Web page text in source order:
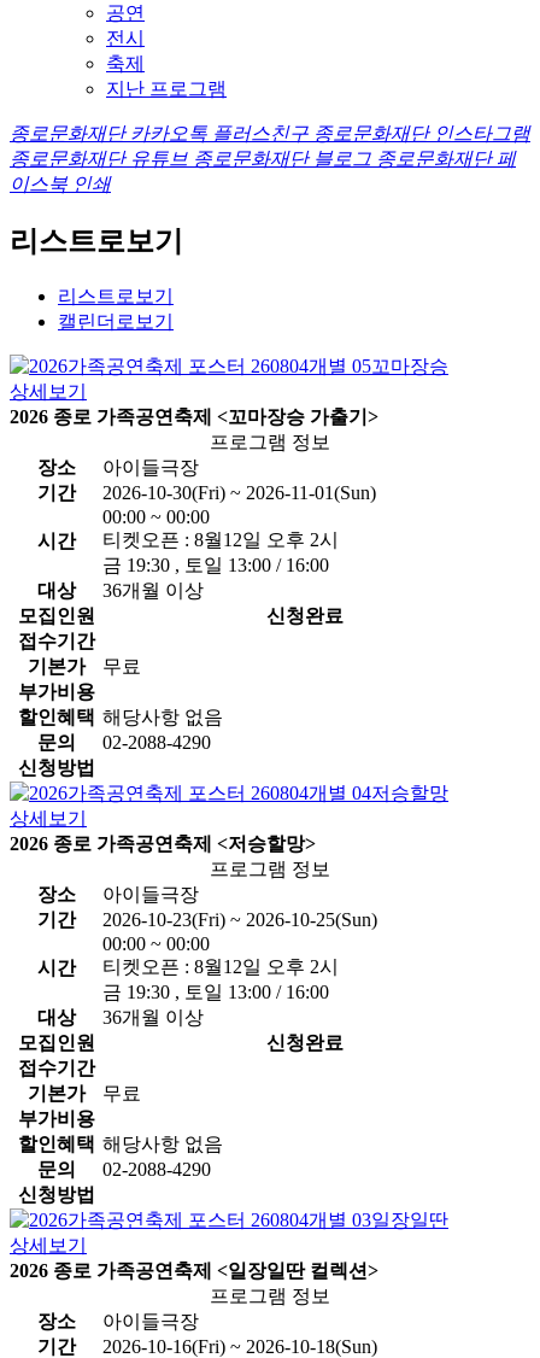
공연
전시
축제
지난 프로그램
종로문화재단 카카오톡 플러스친구 종로문화재단 인스타그램
종로문화재단 유튜브 종로문화재단 블로그 종로문화재단 페
이스북 인쇄
리스트로보기
리스트로보기
캘린더로보기
상세보기
2026 종로 가족공연축제 <꼬마장승 가출기>
프로그램 정보
장소
아이들극장
기간
2026-10-30(Fri) ~ 2026-11-01(Sun)
시간
00:00 ~ 00:00
티켓오픈 : 8월12일 오후 2시
금 19:30 , 토일 13:00 / 16:00
대상
36개월 이상
모집인원
신청완료
접수기간
기본가
무료
부가비용
할인혜택 해당사항 없음
문의
02-2088-4290
신청방법
상세보기
2026 종로 가족공연축제 <저승할망>
프로그램 정보
장소
아이들극장
기간
2026-10-23(Fri) ~ 2026-10-25(Sun)
시간
00:00 ~ 00:00
티켓오픈 : 8월12일 오후 2시
금 19:30 , 토일 13:00 / 16:00
대상
36개월 이상
모집인원
신청완료
접수기간
기본가
무료
부가비용
할인혜택 해당사항 없음
문의
02-2088-4290
신청방법
상세보기
2026 종로 가족공연축제 <일장일딴 컬렉션>
프로그램 정보
장소
아이들극장
기간
2026-10-16(Fri) ~ 2026-10-18(Sun)